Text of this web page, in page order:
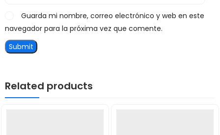
Guarda mi nombre, correo electrónico y web en este
navegador para la próxima vez que comente.
Related products